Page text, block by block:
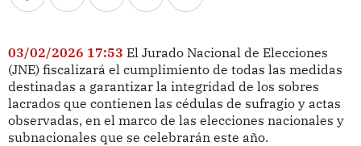
03/02/2026 17:53 El Jurado Nacional de Elecciones
(JNE) fiscalizará el cumplimiento de todas las medidas
destinadas a garantizar la integridad de los sobres
lacrados que contienen las cédulas de sufragio y actas
observadas, en el marco de las elecciones nacionales y
subnacionales que se celebrarán este año.